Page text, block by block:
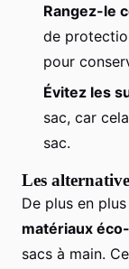
Rangez-le
de
pour
Évitez les
sac, car
sac.
Les
De plus en
matériaux
sacs à main.